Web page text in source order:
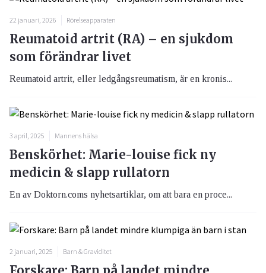
22 januari, 2026 Rörelseapparaten
Reumatoid artrit (RA) – en sjukdom
som förändrar livet
Reumatoid artrit, eller ledgångsreumatism, är en kronis...
3 april, 2025 Mannens hälsa
Benskörhet: Marie-louise fick ny
medicin & slapp rullatorn
En av Doktorn.coms nyhetsartiklar, om att bara en proce...
2 januari, 2025 Barn & Graviditet